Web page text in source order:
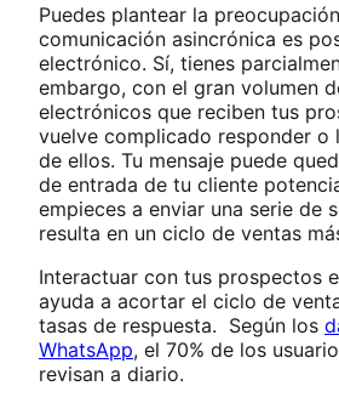
Puedes plantear la
comunicación asincrónica es
electrónico. Sí, tienes
embargo, con el gran volumen
electrónicos que reciben tus
vuelve complicado responder o
de ellos. Tu mensaje puede
de entrada de tu cliente
empieces a enviar una serie de
resulta en un ciclo de ventas
Interactuar con tus prospectos
ayuda a acortar el ciclo de
tasas de respuesta. Según los
WhatsApp, el 70% de los
revisan a diario.